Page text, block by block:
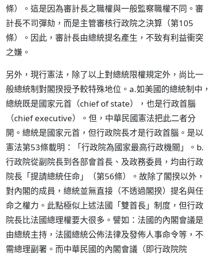
條）。這是因為審計長之職權與一般監察職權不同。審
計長不司彈劾，而是主管審核行政院之決算（第105
條）。因此，審計長由總統提名產生，不致有利益衝突
之嫌。
另外，現行憲法，除了以上對總統限權規定外，尚比一
般總統制對閣揆授予較特殊地位。a.如美國的總統制中，
總統既是國家元首（chief of state），也是行政首腦
（chief executive）。但，中華民國憲法把此二者分
開。總統是國家元首，但行政院長才是行政首腦。是以
憲法第53條載明：「行政院為國家最高行政機關」。b.
行政院從副院長到各部會首長、及政務委員，均由行政
院長「提請總統任命」（第56條）。故除了閣揆以外，
對內閣的成員，總統並無直接（不透過閣揆）提名與任
命之權力。此點極似上述法國「雙首長」制度，但行政
院長比法國總理權要大很多。譬如：法國的內閣會議是
由總統主持，法國總統公佈法律及發佈人事命令等，不
需總理副署。而中華民國的內閣會議（即行政院院